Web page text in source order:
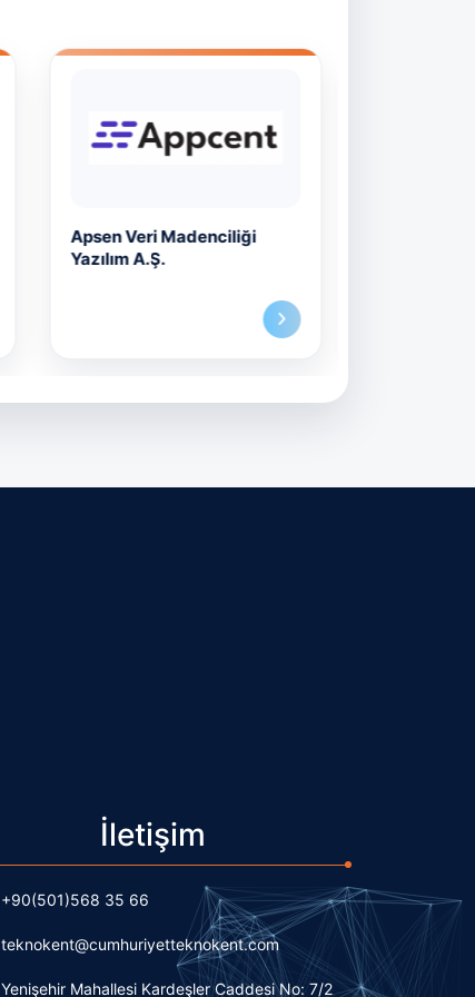
Apsen Veri Madenciliği
Yazılım A.Ş.
İletişim
+90(501)568 35 66
teknokent@cumhuriyetteknokent.com
Yenişehir Mahallesi Kardeşler Caddesi No: 7/2